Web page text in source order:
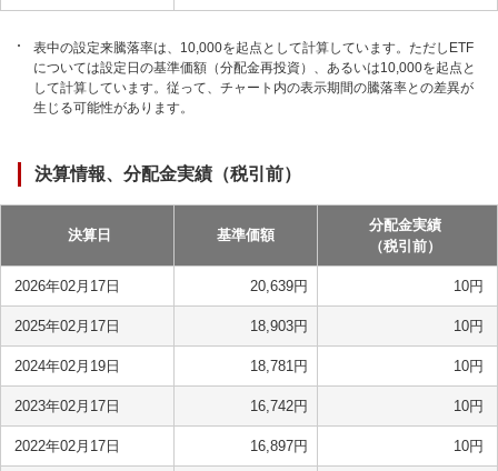
表中の設定来騰落率は、10,000を起点として計算しています。ただしETF
については設定日の基準価額（分配金再投資）、あるいは10,000を起点と
して計算しています。従って、チャート内の表示期間の騰落率との差異が
生じる可能性があります。
決算情報、分配金実績（税引前）
決算日 基準価額
分配金実績
（税引前）
2026年02月17日 20,639円 10円
2025年02月17日 18,903円 10円
2024年02月19日 18,781円 10円
2023年02月17日 16,742円 10円
2022年02月17日 16,897円 10円